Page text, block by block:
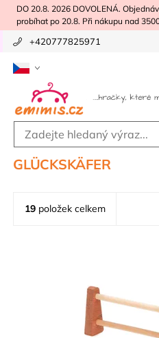
DO 20.8. 2026 DOVOLENÁ.
probíhat po 20.8. Při nákupu nad
+420777825971
GLÜCKSKÄFER
19 položek celkem